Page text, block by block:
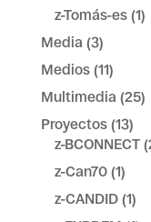
z-Tomás-es(1)
Media (3)
Medios(11)
Multimedia (25)
Proyectos(13)
z-BCONNECT
z-Can70(1)
z-CANDID(1)